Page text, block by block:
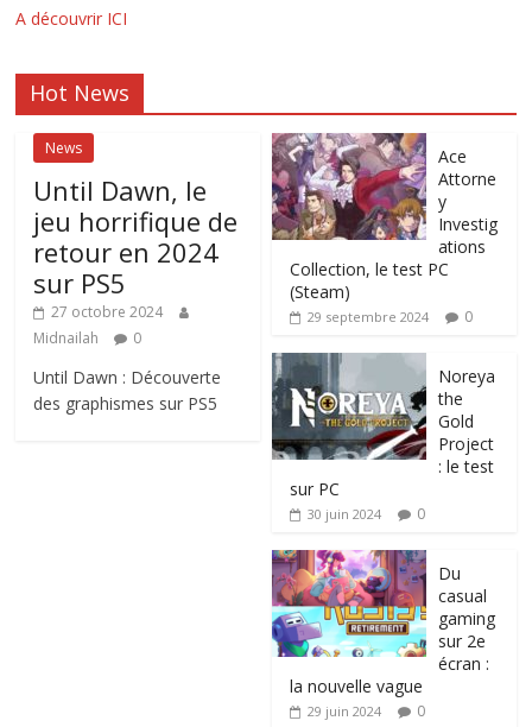
A découvrir ICI
Hot News
News
Until Dawn, le
jeu horrifique de
retour en 2024
sur PS5
27 octobre 2024
Midnailah
0
Until Dawn : Découverte
des graphismes sur PS5
Ace
Attorne
y
Investig
ations
Collection, le test PC
(Steam)
29 septembre 2024 0
Noreya
the
Gold
Project
: le test
sur PC
30 juin 2024 0
Du
casual
gaming
sur 2e
écran :
la nouvelle vague
29 juin 2024 0